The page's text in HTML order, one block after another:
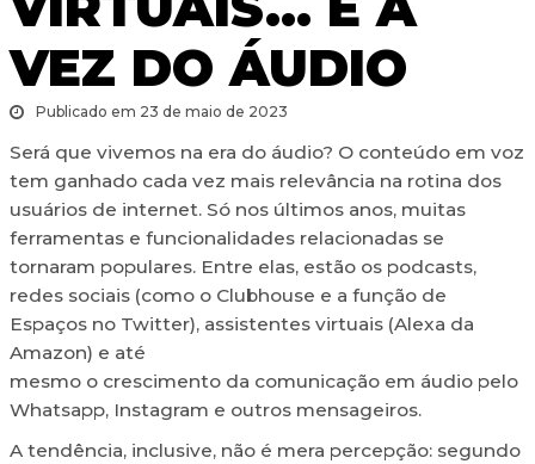
VEZ DO ÁUDIO
Publicado em 23 de maio de 2023
Será que vivemos na era do áudio? O conteúdo em voz
tem ganhado cada vez mais relevância na rotina dos
usuários de internet. Só nos últimos anos, muitas
ferramentas e funcionalidades relacionadas se
tornaram populares. Entre elas, estão os podcasts,
redes sociais (como o Clubhouse e a função de
Espaços no Twitter), assistentes virtuais (Alexa da
Amazon) e até
mesmo o crescimento da comunicação em áudio pelo
Whatsapp, Instagram e outros mensageiros.
A tendência, inclusive, não é mera percepção: segundo